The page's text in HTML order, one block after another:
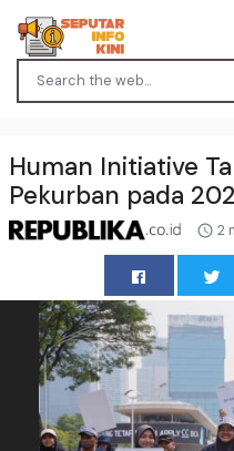
Human Initiative
Pekurban pada
2